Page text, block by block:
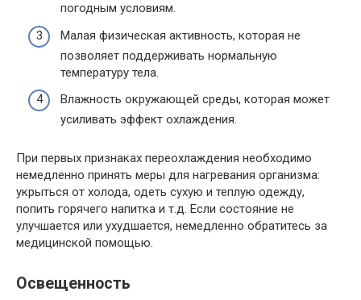
погодным условиям.
Малая физическая активность, которая не
позволяет поддерживать нормальную
температуру тела.
Влажность окружающей среды, которая может
усиливать эффект охлаждения.
При первых признаках переохлаждения необходимо
немедленно принять меры для нагревания организма:
укрыться от холода, одеть сухую и теплую одежду,
попить горячего напитка и т.д. Если состояние не
улучшается или ухудшается, немедленно обратитесь за
медицинской помощью.
Освещенность